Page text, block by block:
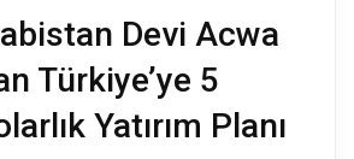
Devi Acwa
Türkiye’ye 5
Yatırım Planı